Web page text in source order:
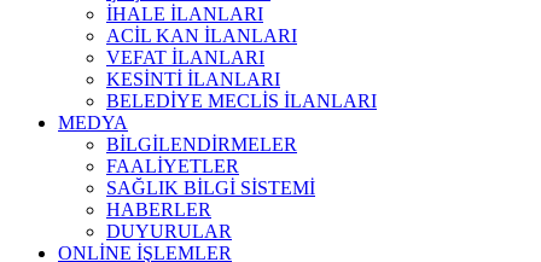
İHALE İLANLARI
ACİL KAN İLANLARI
VEFAT İLANLARI
KESİNTİ İLANLARI
BELEDİYE MECLİS İLANLARI
MEDYA
BİLGİLENDİRMELER
FAALİYETLER
SAĞLIK BİLGİ SİSTEMİ
HABERLER
DUYURULAR
ONLİNE İŞLEMLER